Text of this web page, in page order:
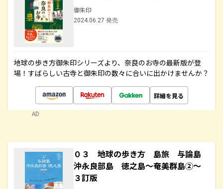
御朱印
2024.06.27 発売
地球の歩き方御朱印シリーズより、奈良のお寺の最新版が登
場！すばらしい古寺と御朱印の数々に合いに出かけませんか？
詳細を見る
AD
０３ 地球の歩き方 島旅 与論島
沖永良部島 徳之島～奄美群島②～
３訂版